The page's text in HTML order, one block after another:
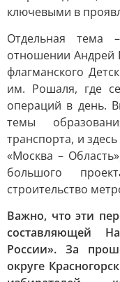
ключевыми в
Отдельная тема
отношении Андрей
флагманского
им. Рошаля, где
операций в день.
темы
транспорта, и
«Москва –
большого
строительство
Важно, что эти
составляющей
России». За
округе